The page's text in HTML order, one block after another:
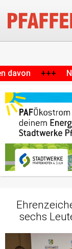
West-Szenen
sechs